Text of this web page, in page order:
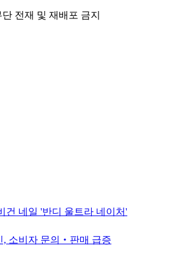
전재 및 재배포 금지
건 네일 '반디 울트라 네이처'
, 소비자 문의‧판매 급증